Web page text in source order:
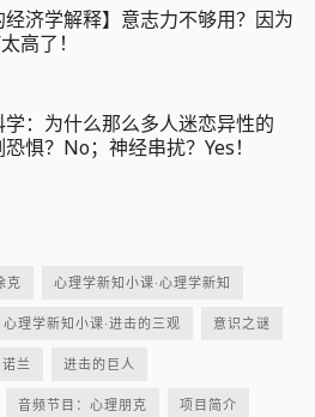
经济学解释】意志力不够用？因为
高了！
学：为什么那么多人迷恋异性的
惧？No；神经串扰？Yes！
克 心理学新知小课·心理学新知
心理学新知小课·进击的三观 意识之谜
诺兰 进击的巨人
音频节目：心理朋克 项目简介